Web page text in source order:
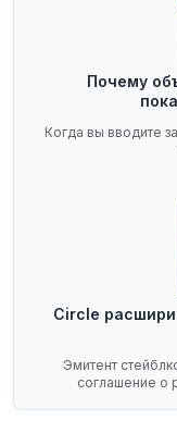
Почему
Когда вы вводите
Circle
Эмитент
соглашение о